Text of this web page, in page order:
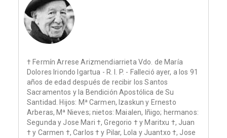
† Fermín Arrese Arizmendiarrieta Vdo. de María
Dolores Iriondo Igartua - R. I. P. - Falleció ayer, a los 91
años de edad después de recibir los Santos
Sacramentos y la Bendición Apostólica de Su
Santidad. Hijos: Mª Carmen, Izaskun y Ernesto
Arberas, Mª Nieves; nietos: Maialen, Iñigo; hermanos:
Segunda y Jose Mari †, Gregorio † y Maritxu †, Juan
† y Carmen †, Carlos † y Pilar, Lola y Juantxo †, Jose